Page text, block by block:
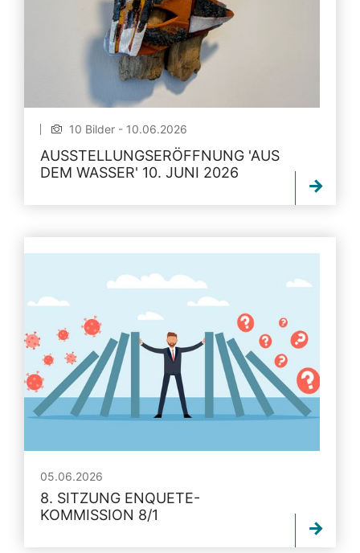
10 Bilder - 10.06.2026
AUSSTELLUNGSERÖFFNUNG 'AUS
DEM WASSER' 10. JUNI 2026
05.06.2026
8. SITZUNG ENQUETE-
KOMMISSION 8/1